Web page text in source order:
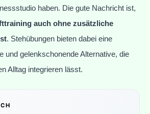
haben. Die gute Nachricht ist,
auch ohne zusätzliche
. Stehübungen bieten dabei eine
und gelenkschonende Alternative, die
Alltag integrieren lässt.